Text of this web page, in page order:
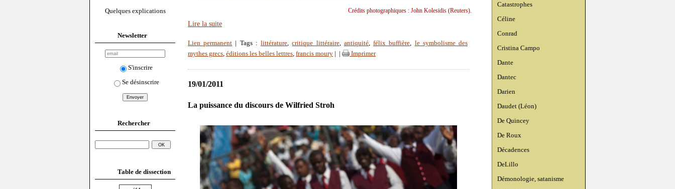
Quelques explications
Newsletter
S'inscrire
Se désinscrire
Rechercher
Table de dissection
Catastrophes
Céline
Conrad
Cristina Campo
Dante
Dantec
Darien
Daudet (Léon)
De Quincey
De Roux
Décadences
DeLillo
Démonologie, satanisme
Crédits photographiques : John Kolesidis (Reuters).
Lire la suite
Lien permanent | Tags :littérature,critique littéraire, antiquité,félix buffière, le symbolisme des
mythes grecs, éditions les belles lettres, francis moury Imprimer
19/01/2011
La puissance du discours de Wilfried Stroh